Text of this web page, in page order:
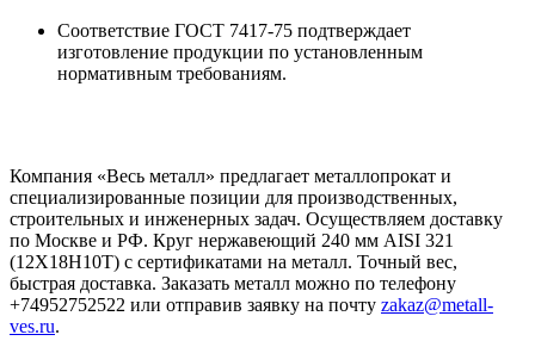
Соответствие ГОСТ 7417-75 подтверждает
изготовление продукции по установленным
нормативным требованиям.
Компания «Весь металл» предлагает металлопрокат и
специализированные позиции для производственных,
строительных и инженерных задач. Осуществляем доставку
по Москве и РФ. Круг нержавеющий 240 мм AISI 321
(12Х18Н10Т) с сертификатами на металл. Точный вес,
быстрая доставка. Заказать металл можно по телефону
+74952752522 или отправив заявку на почту zakaz@metall-
ves.ru.